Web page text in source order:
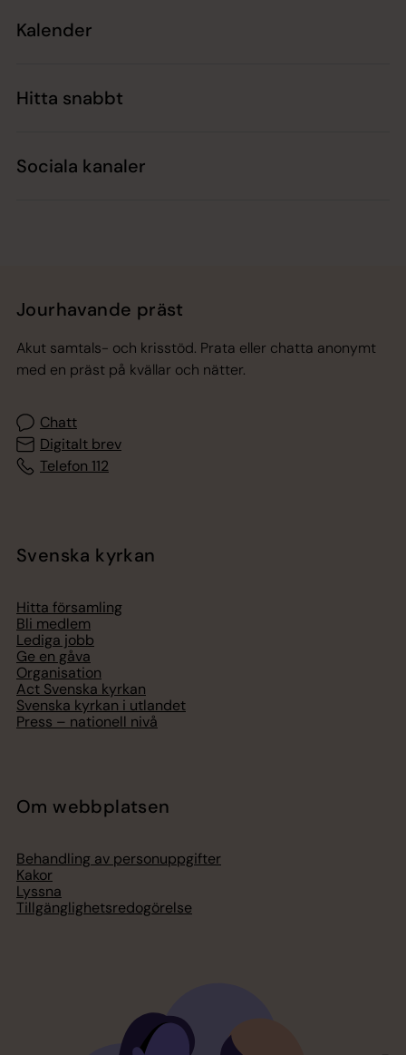
Kalender
Hitta snabbt
Sociala kanaler
Jourhavande präst
Akut samtals- och krisstöd. Prata eller chatta anonymt
med en präst på kvällar och nätter.
Chatt
Digitalt brev
Telefon 112
Svenska kyrkan
Hitta församling
Bli medlem
Lediga jobb
Ge en gåva
Organisation
Act Svenska kyrkan
Svenska kyrkan i utlandet
Press – nationell nivå
Om webbplatsen
Behandling av personuppgifter
Kakor
Lyssna
Tillgänglighetsredogörelse